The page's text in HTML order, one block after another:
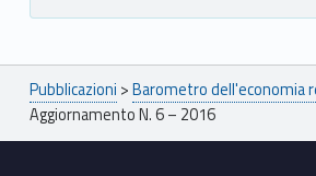
Breadcrumbs navigation
Pubblicazioni >Barometro dell'economia
Aggiornamento N. 6 – 2016